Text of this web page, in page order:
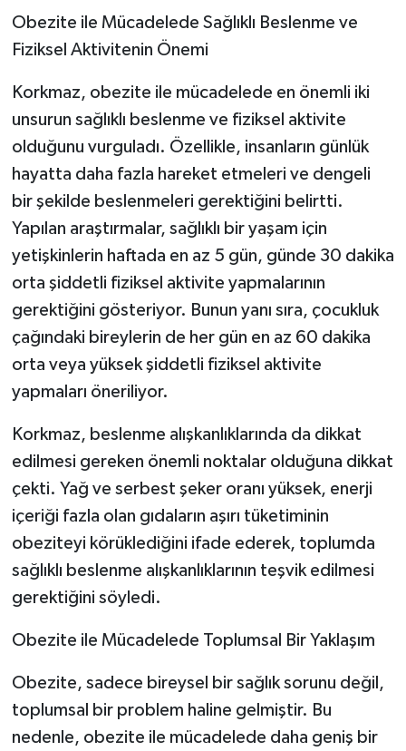
Obezite ile Mücadelede Sağlıklı Beslenme ve
Fiziksel Aktivitenin Önemi
Korkmaz, obezite ile mücadelede en önemli iki
unsurun sağlıklı beslenme ve fiziksel aktivite
olduğunu vurguladı. Özellikle, insanların günlük
hayatta daha fazla hareket etmeleri ve dengeli
bir şekilde beslenmeleri gerektiğini belirtti.
Yapılan araştırmalar, sağlıklı bir yaşam için
yetişkinlerin haftada en az 5 gün, günde 30 dakika
orta şiddetli fiziksel aktivite yapmalarının
gerektiğini gösteriyor. Bunun yanı sıra, çocukluk
çağındaki bireylerin de her gün en az 60 dakika
orta veya yüksek şiddetli fiziksel aktivite
yapmaları öneriliyor.
Korkmaz, beslenme alışkanlıklarında da dikkat
edilmesi gereken önemli noktalar olduğuna dikkat
çekti. Yağ ve serbest şeker oranı yüksek, enerji
içeriği fazla olan gıdaların aşırı tüketiminin
obeziteyi körüklediğini ifade ederek, toplumda
sağlıklı beslenme alışkanlıklarının teşvik edilmesi
gerektiğini söyledi.
Obezite ile Mücadelede Toplumsal Bir Yaklaşım
Obezite, sadece bireysel bir sağlık sorunu değil,
toplumsal bir problem haline gelmiştir. Bu
nedenle, obezite ile mücadelede daha geniş bir